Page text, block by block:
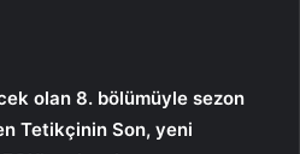
olan 8. bölümüyle sezon
Tetikçinin Son, yeni